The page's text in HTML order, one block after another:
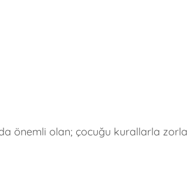
önemli olan; çocuğu kurallarla